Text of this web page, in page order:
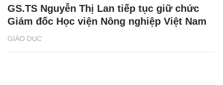
GIÁO DỤC
GS.TS Nguyễn Thị Lan tiếp tục giữ chức
Giám đốc Học viện Nông nghiệp Việt Nam